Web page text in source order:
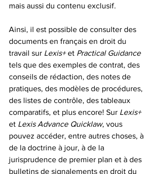
mais aussi du contenu exclusif.
Ainsi, il est possible de consulter des
documents en français en droit du
travail sur Lexis+ et Practical Guidance
tels que des exemples de contrat, des
conseils de rédaction, des notes de
pratiques, des modèles de procédures,
des listes de contrôle, des tableaux
comparatifs, et plus encore! Sur Lexis+
et Lexis Advance Quicklaw, vous
pouvez accéder, entre autres choses, à
de la doctrine à jour, à de la
jurisprudence de premier plan et à des
bulletins de signalements en droit du